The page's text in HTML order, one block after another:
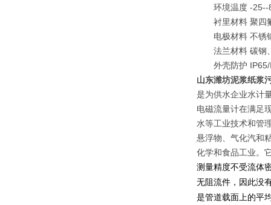
环境温度 -25--
衬里材料 聚四氟
电极材料 不锈钢
法兰材料 碳钢
外壳防护 IP65/
山东潍坊泥浆纸浆
是为供水企业水计
电磁流量计在满足
水等工业技术和管
悬浮物、气化汽和
化学和食品工业。
测量精度不受流体
无阻流件，因此没
是管道载面上的平